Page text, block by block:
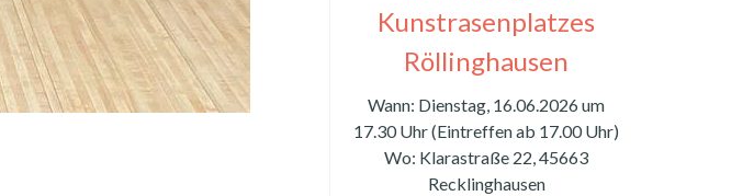
Kunstrasenplatzes
Röllinghausen
Wann: Dienstag, 16.06.2026 um
17.30 Uhr (Eintreffen ab 17.00 Uhr)
Wo: Klarastraße 22, 45663
Recklinghausen